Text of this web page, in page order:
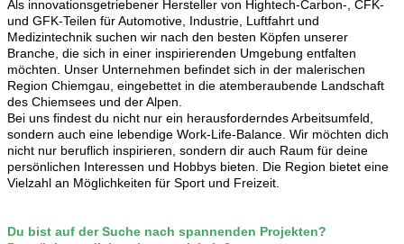
Als innovationsgetriebener Hersteller von Hightech-Carbon-, CFK-
und GFK-Teilen für Automotive, Industrie, Luftfahrt und
Medizintechnik suchen wir nach den besten Köpfen unserer
Branche, die sich in einer inspirierenden Umgebung entfalten
möchten. Unser Unternehmen befindet sich in der malerischen
Region Chiemgau, eingebettet in die atemberaubende Landschaft
des Chiemsees und der Alpen.
Bei uns findest du nicht nur ein herausforderndes Arbeitsumfeld,
sondern auch eine lebendige Work-Life-Balance. Wir möchten dich
nicht nur beruflich inspirieren, sondern dir auch Raum für deine
persönlichen Interessen und Hobbys bieten. Die Region bietet eine
Vielzahl an Möglichkeiten für Sport und Freizeit.
Du bist auf der Suche nach spannenden Projekten?